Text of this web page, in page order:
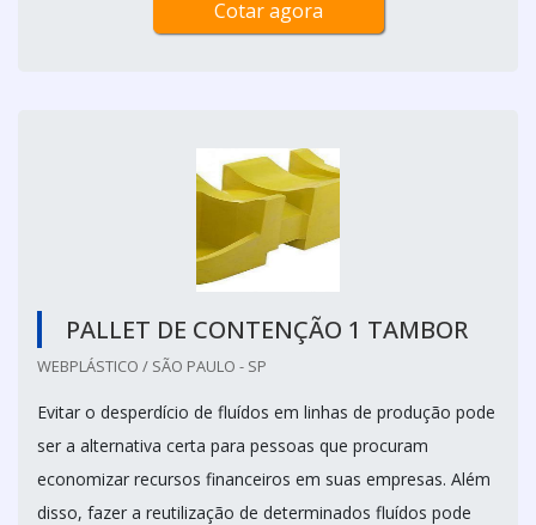
Cotar agora
PALLET DE CONTENÇÃO 1 TAMBOR
WEBPLÁSTICO / SÃO PAULO - SP
Evitar o desperdício de fluídos em linhas de produção pode
ser a alternativa certa para pessoas que procuram
economizar recursos financeiros em suas empresas. Além
disso, fazer a reutilização de determinados fluídos pode